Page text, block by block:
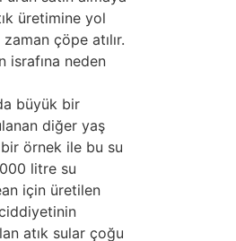
üretimine yol
çöpe atılır.
israfına neden
büyük bir
diğer yaş
bir örnek ile bu su
litre su
için üretilen
atık sular çoğu